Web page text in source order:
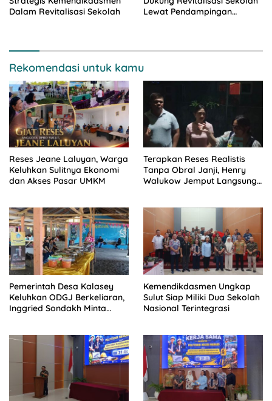
Dalam Revitalisasi Sekolah
Lewat Pendampingan
Rekomendasi untuk kamu
Reses Jeane Laluyan, Warga
Keluhkan Sulitnya Ekonomi
dan Akses Pasar UMKM
Terapkan Reses Realistis
Tanpa Obral Janji, Henry
Walukow Jemput Langsung
Pemerintah Desa Kalasey
Keluhkan ODGJ Berkeliaran,
Inggried Sondakh Minta
Kemendikdasmen Ungkap
Sulut Siap Miliki Dua Sekolah
Nasional Terintegrasi